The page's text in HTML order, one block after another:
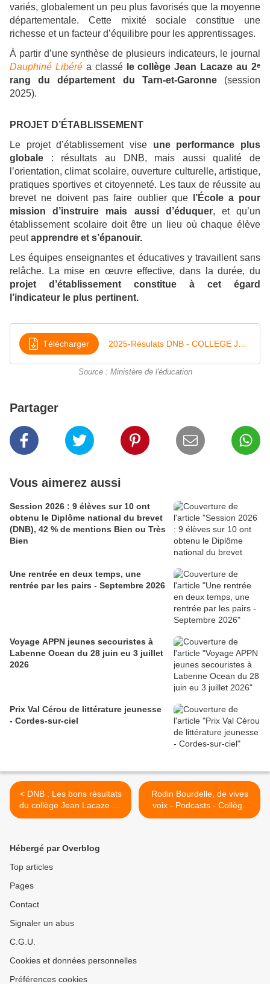
variés, globalement un peu plus favorisés que la moyenne
départementale. Cette mixité sociale constitue une
richesse et un facteur d’équilibre pour les apprentissages.
À partir d’une synthèse de plusieurs indicateurs, le journal
Dauphiné Libéréa classé le collège Jean Lacaze au 2ᵉ
rang du département du Tarn-et-Garonne(session
2025).
PROJET D’ÉTABLISSEMENT
Le projet d’établissement vise une performance plus
globale : résultats au DNB, mais aussi qualité de
l’orientation, climat scolaire, ouverture culturelle, artistique,
pratiques sportives et citoyenneté. Les taux de réussite au
brevet ne doivent pas faire oublier que
l’École a pour
mission d’instruire mais aussi d’éduquer, et qu’un
établissement scolaire doit être un lieu où chaque élève
peutapprendre et s’épanouir.
Les équipes enseignantes et éducatives y travaillent sans
relâche. La mise en œuvre effective, dans la durée, du
projet d’établissement constitue à cet égard
l’indicateur le plus pertinent.
Télécharger
Source : Ministère de l'éducation
Partager
Vous aimerez aussi
Session 2026 : 9 élèves sur 10 ont
obtenu le Diplôme national du brevet
(DNB), 42 % de mentions Bien ou Très
Bien
Une rentrée en deux temps, une
rentrée par les pairs - Septembre 2026
Voyage APPN jeunes secouristes à
Labenne Ocean du 28 juin eu 3 juillet
2026
Prix Val Cérou de littérature jeunesse
- Cordes-sur-ciel
< DNB : Les bons résultats
du collège Jean Lacaze de
Grisolles
Rodin Bourdelle, de vives
voix - Podcasts - Collège
Grisolles >
Hébergé par Overblog
Top articles
Pages
Contact
Signaler un abus
C.G.U.
Cookies et données personnelles
Préférences cookies